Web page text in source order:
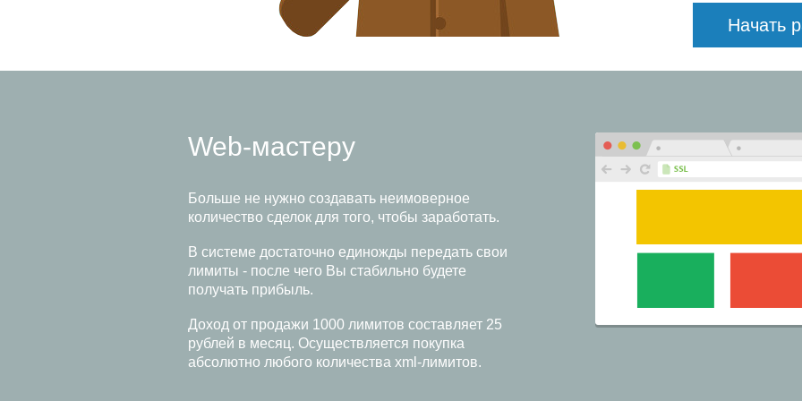
Начать
Web-мастеру
Больше не нужно создавать неимоверное
количество сделок для того, чтобы заработать.
В системе достаточно единожды передать свои
лимиты - после чего Вы стабильно будете
получать прибыль.
Доход от продажи 1000 лимитов составляет 25
рублей в месяц. Осуществляется покупка
абсолютно любого количества xml-лимитов.